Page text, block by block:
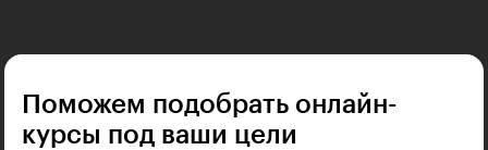
Поможем подобрать онлайн-
курсы под ваши цели